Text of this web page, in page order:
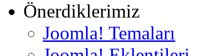
Önerdiklerimiz
Joomla! Temaları